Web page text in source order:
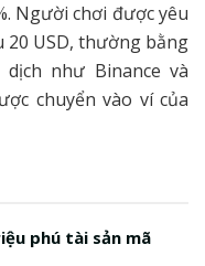
Người chơi được yêu
USD, thường bằng
như Binance và
chuyển vào ví của
phú tài sản mã